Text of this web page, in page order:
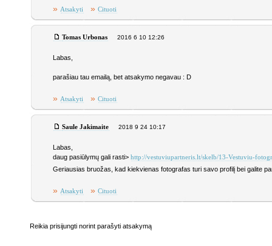
» Atsakyti » Cituoti
Tomas Urbonas 2016 6 10 12:26
Labas,
parašiau tau emailą, bet atsakymo negavau : D
» Atsakyti » Cituoti
Saule Jakimaite 2018 9 24 10:17
Labas,
daug pasiūlymų gali rasti>http://vestuviupartneris.lt/skelb/13-Vestuviu-
Geriausias bruožas, kad kiekvienas fotografas turi savo profilį bei galite
» Atsakyti » Cituoti
Reikia prisijungti norint parašyti atsakymą